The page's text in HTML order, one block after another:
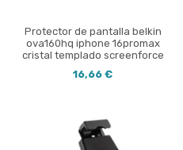
Protector de pantalla belkin
ova160hq iphone 16promax
cristal templado screenforce
16,66 €